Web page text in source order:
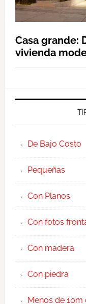
Casa grande:
vivienda
De Bajo Costo
Pequeñas
Con Planos
Con fotos
Con madera
Con piedra
Menos de 10m